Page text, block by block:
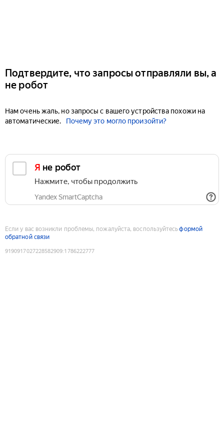
Подтвердите, что запросы отправляли вы, а
не робот
Нам очень жаль, но запросы с вашего устройства похожи на
автоматические.
Почему это могло произойти?
Я не робот
Нажмите, чтобы продолжить
Yandex SmartCaptcha
Если у вас возникли проблемы, пожалуйста, воспользуйтесьформой
обратной связи
9190917027228582909:1786222777